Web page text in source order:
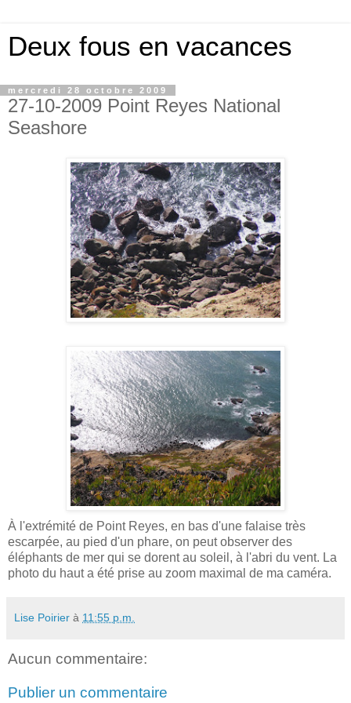
Deux fous en vacances
mercredi 28 octobre 2009
27-10-2009 Point Reyes National
Seashore
À l'extrémité de Point Reyes, en bas d'une falaise très
escarpée, au pied d'un phare, on peut observer des
éléphants de mer qui se dorent au soleil, à l'abri du vent. La
photo du haut a été prise au zoom maximal de ma caméra.
Lise Poirier à 11:55 p.m.
Aucun commentaire:
Publier un commentaire